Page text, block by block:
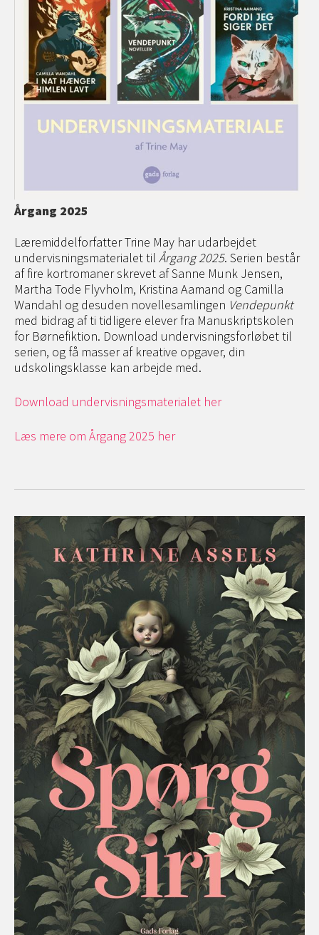
Årgang 2025
Læremiddelforfatter Trine May har udarbejdet
undervisningsmaterialet til Årgang 2025. Serien består
af fire kortromaner skrevet af Sanne Munk Jensen,
Martha Tode Flyvholm, Kristina Aamand og Camilla
Wandahl og desuden novellesamlingen Vendepunkt
med bidrag af ti tidligere elever fra Manuskriptskolen
for Børnefiktion. Download undervisningsforløbet til
serien, og få masser af kreative opgaver, din
udskolingsklasse kan arbejde med.
Download undervisningsmaterialet her
Læs mere om Årgang 2025 her